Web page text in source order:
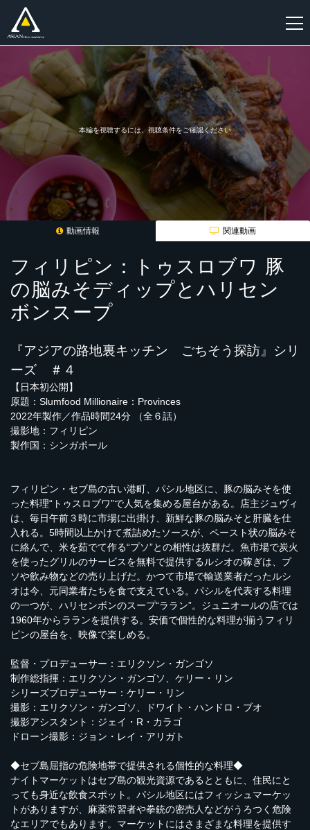
本編を視聴するには、視聴条件をご確認ください
動画情報 関連動画
フィリピン：トゥスロブワ 豚
の脳みそディップとハリセン
ボンスープ
『アジアの路地裏キッチン ごちそう探訪』シリ
ーズ ＃４
【日本初公開】
原題：Slumfood Millionaire：Provinces
2022年製作／作品時間24分 （全６話）
撮影地：フィリピン
製作国：シンガポール
フィリピン・セブ島の古い港町、パシル地区に、豚の脳みそを使
った料理“トゥスロブワ”で人気を集める屋台がある。店主ジュヴィ
は、毎日午前３時に市場に出掛け、新鮮な豚の脳みそと肝臓を仕
入れる。5時間以上かけて煮詰めたソースが、ペースト状の脳みそ
に絡んで、米を茹でて作る“プソ”との相性は抜群だ。魚市場で炭火
を使ったグリルのサービスを無料で提供するルシオの稼ぎは、プ
ソや飲み物などの売り上げだ。かつて市場で輸送業者だったルシ
オは今、元同業者たちを食で支えている。パシルを代表する料理
の一つが、ハリセンボンのスープ“ララン”。ジュニオールの店では
1960年からラランを提供する。安価で個性的な料理が揃うフィリ
ピンの屋台を、映像で楽しめる。
監督・プロデューサー：エリクソン・ガンゴソ
制作総指揮：エリクソン・ガンゴソ、ケリー・リン
シリーズプロデューサー：ケリー・リン
撮影：エリクソン・ガンゴソ、ドワイト・ハンドロ・ブオ
撮影アシスタント：ジェイ・R・カラゴ
ドローン撮影：ジョン・レイ・アリガト
◆セブ島屈指の危険地帯で提供される個性的な料理◆
ナイトマーケットはセブ島の観光資源であるとともに、住民にと
っても身近な飲食スポット。パシル地区にはフィッシュマーケッ
トがありますが、麻薬常習者や拳銃の密売人などがうろつく危険
なエリアでもあります。マーケットにはさまざまな料理を提供す